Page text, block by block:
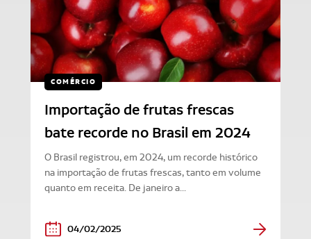
COMÉRCIO
Importação de frutas frescas
bate recorde no Brasil em 2024
O Brasil registrou, em 2024, um recorde histórico
na importação de frutas frescas, tanto em volume
quanto em receita. De janeiro a...
04/02/2025